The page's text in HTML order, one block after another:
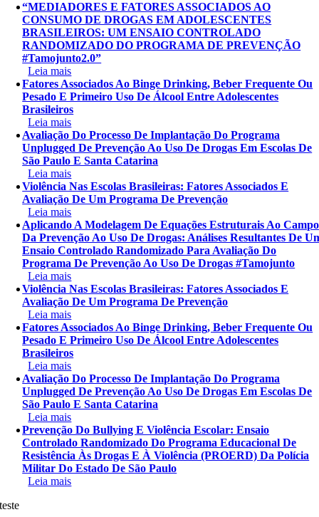
“MEDIADORES E FATORES ASSOCIADOS AO
CONSUMO DE DROGAS EM ADOLESCENTES
BRASILEIROS: UM ENSAIO CONTROLADO
RANDOMIZADO DO PROGRAMA DE PREVENÇÃO
#Tamojunto2.0”
Leia mais
Fatores Associados Ao Binge Drinking, Beber Frequente Ou
Pesado E Primeiro Uso De Álcool Entre Adolescentes
Brasileiros
Leia mais
Avaliação Do Processo De Implantação Do Programa
Unplugged De Prevenção Ao Uso De Drogas Em Escolas De
São Paulo E Santa Catarina
Leia mais
Violência Nas Escolas Brasileiras: Fatores Associados E
Avaliação De Um Programa De Prevenção
Leia mais
Aplicando A Modelagem De Equações Estruturais Ao Campo
Da Prevenção Ao Uso De Drogas: Análises Resultantes De
Ensaio Controlado Randomizado Para Avaliação Do
Programa De Prevenção Ao Uso De Drogas #tamojunto
Leia mais
Violência Nas Escolas Brasileiras: Fatores Associados E
Avaliação De Um Programa De Prevenção
Leia mais
Fatores Associados Ao Binge Drinking, Beber Frequente Ou
Pesado E Primeiro Uso De Álcool Entre Adolescentes
Brasileiros
Leia mais
Avaliação Do Processo De Implantação Do Programa
Unplugged De Prevenção Ao Uso De Drogas Em Escolas De
São Paulo E Santa Catarina
Leia mais
Prevenção Do Bullying E Violência Escolar: Ensaio
Controlado Randomizado Do Programa Educacional De
Resistência Às Drogas E À Violência (PROERD) Da Polícia
Militar Do Estado De São Paulo
Leia mais
teste